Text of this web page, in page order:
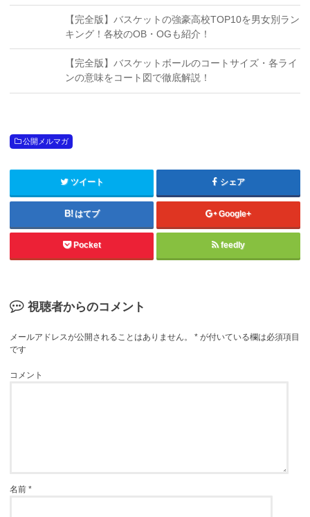
【完全版】バスケットの強豪高校TOP10を男女別ラン
キング！各校のOB・OGも紹介！
【完全版】バスケットボールのコートサイズ・各ライ
ンの意味をコート図で徹底解説！
公開メルマガ
ツイート シェア
はてブ Google+
Pocket feedly
視聴者からのコメント
メールアドレスが公開されることはありません。 * が付いている欄は必須項目
です
コメント
名前*